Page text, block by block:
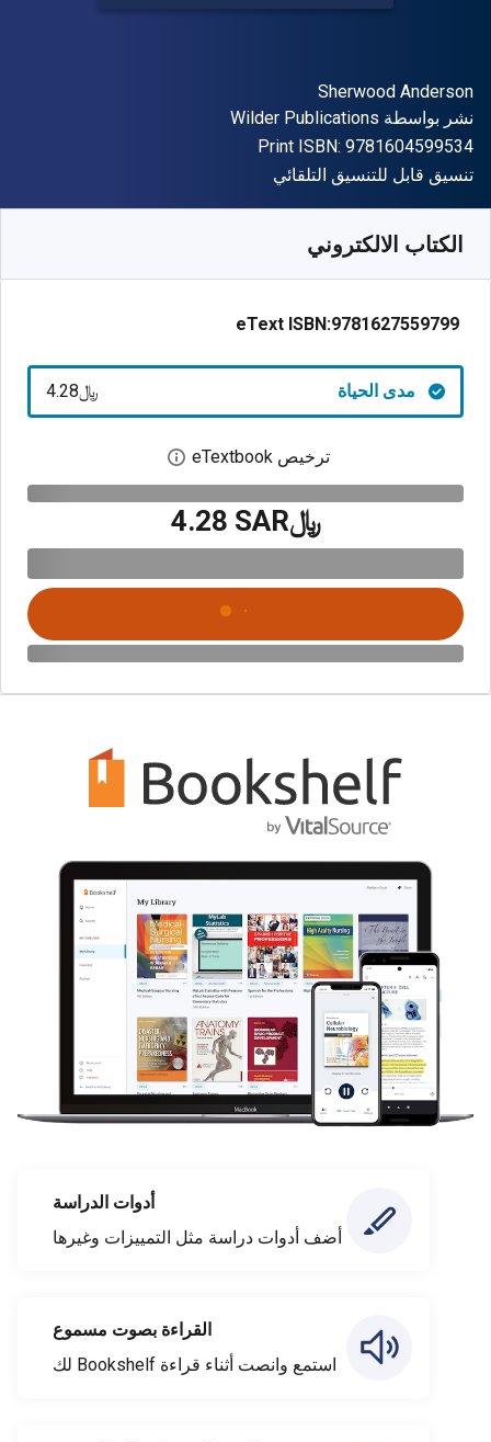
المؤلف (المؤلفون)
Sherwood Anderson
الناشر
نشر بواسطة Wilder Publications
Print ISBN: 9781604599534
شكل
تنسيق قابل للتنسيق التلقائي
الكتاب الالكتروني
eText ISBN:9781627559799
مدى الحياة ﷼‎4.28
ترخيص eTextbook افتح مربع حوار
﷼‎4.28 SAR
أدوات الدراسة
أضف أدوات دراسة مثل التمييزات وغيرها
القراءة بصوت مسموع
استمع وانصت أثناء قراءة Bookshelf لك